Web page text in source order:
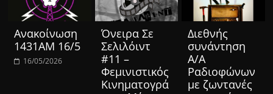
Ανακοίνωση
1431ΑΜ 16/5
16/05/2026
Όνειρα Σε
Σελιλόιντ
#11 –
Φεμινιστικός
Κινηματογρά
Διεθνής
συνάντηση
Α/Α
Ραδιοφώνων
με ζωντανές